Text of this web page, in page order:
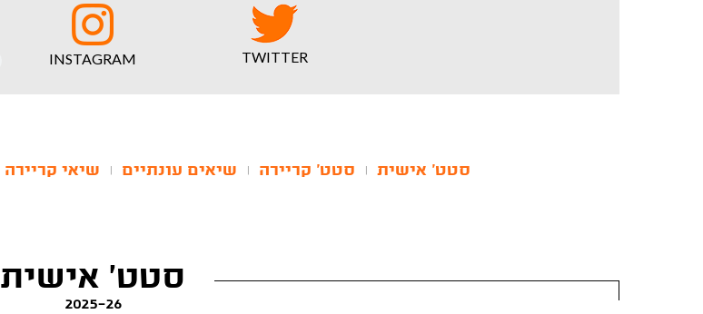
TWITTER
INSTAGRAM
סטט' אישית סטט' קריירה שיאים עונתיים שיאי קריירה
סטט' אישית
2025-26